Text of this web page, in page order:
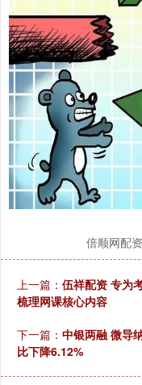
倍顺网配
上一篇： 伍祥配资 专为
梳理网课核心内容
下一篇： 中银两融 微导
比下降6.12%